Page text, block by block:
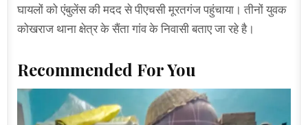
घायलों को एंबुलेंस की मदद से पीएचसी मूरतगंज पहुंचाया। तीनों युवक
कोखराज थाना क्षेत्र के सैंता गांव के निवासी बताए जा रहे है।
Recommended For You